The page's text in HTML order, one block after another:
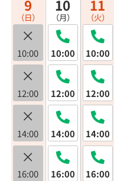
9
（日）
×
10:00
×
12:00
×
14:00
×
16:00
10
（月）
10:00
12:00
14:00
16:00
11
（火）
10:00
12:00
14:00
16:00